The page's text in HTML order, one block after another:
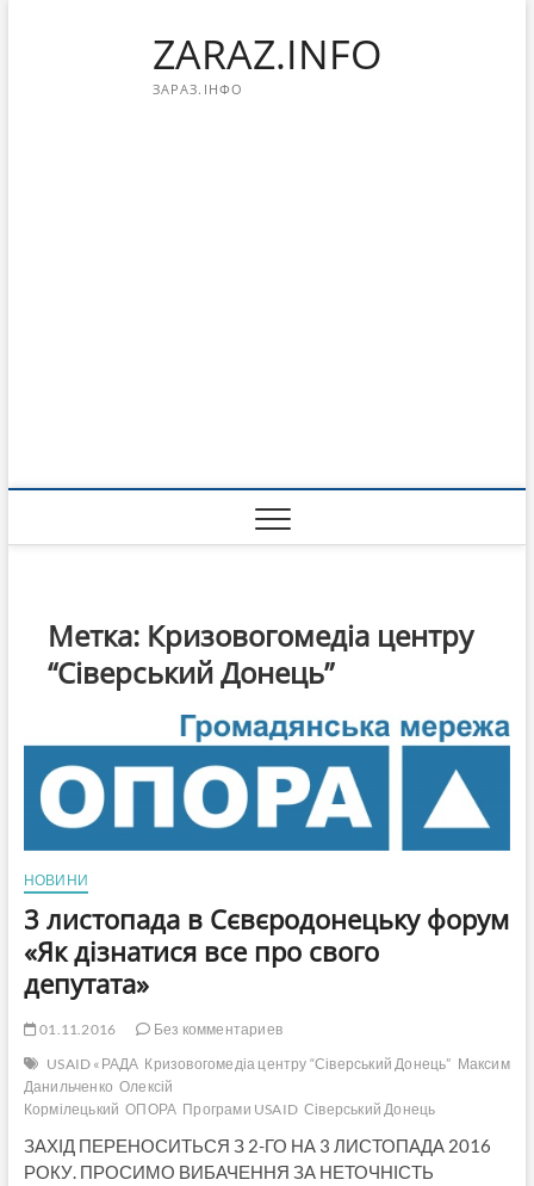
ZARAZ.INFO
ЗАРАЗ.ІНФО
Метка: Кризовогомедіа центру
“Сіверський Донець”
НОВИНИ
3 листопада в Сєвєродонецьку форум
«Як дізнатися все про свого
депутата»
01.11.2016
Без комментариев
USAID «РАДА Кризовогомедіа центру “Сіверський Донець” Максим
Данильченко Олексій
Кормілецький ОПОРА Програми USAID Сіверський Донець
ЗАХІД ПЕРЕНОСИТЬСЯ З 2-ГО НА 3 ЛИСТОПАДА 2016
РОКУ. ПРОСИМО ВИБАЧЕННЯ ЗА НЕТОЧНІСТЬ